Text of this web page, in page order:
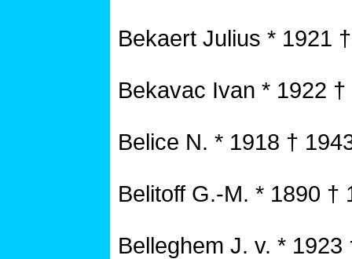
Bekaert Julius * 1921
Bekavac Ivan * 1922 †
Belice N. * 1918 †
Belitoff G.-M. * 1890 †
Belleghem J. v. * 1923